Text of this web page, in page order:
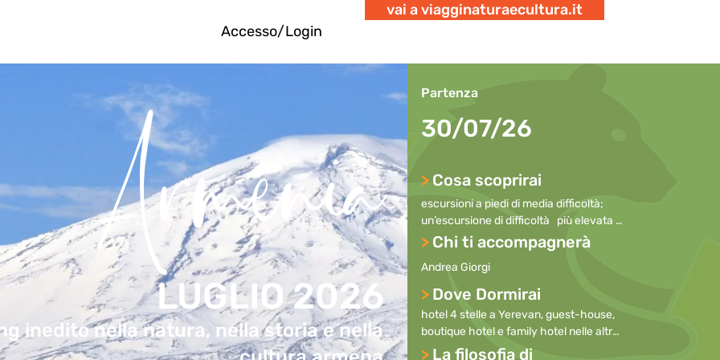
Accesso/Login
vai a viagginaturaecultura.it
Armenia
LUGLIO 2026
inedito nella natura, nella storia e nella
Partenza
30/07/26
> Cosa scoprirai
escursioni a piedi di media difficoltà;
un’escursione di difficoltà   più elevata
sul Monte Aragats; incontri con la
popolazione locale; scoperta dei
monasteri armeni; approfondimento
sulla grande storia del popolo armeno.
> Chi ti accompagnerà
Andrea Giorgi
> Dove Dormirai
hotel 4 stelle a Yerevan, guest-house,
boutique hotel e family hotel nelle altre
cittadine, come segue:
> La filosofia di